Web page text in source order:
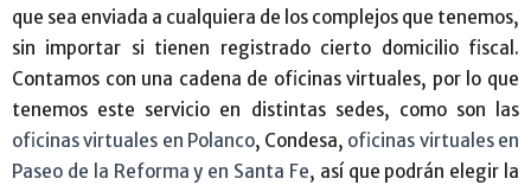
que sea enviada a cualquiera de los complejos que tenemos,
sin importar si tienen registrado cierto domicilio fiscal.
Contamos con una cadena de oficinas virtuales, por lo que
tenemos este servicio en distintas sedes, como son las
oficinas virtuales en Polanco, Condesa, oficinas virtuales en
Paseo de la Reforma y en Santa Fe, así que podrán elegir la